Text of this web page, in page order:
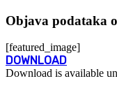
Objava podataka
[featured_image]
DOWNLOAD
Download is available